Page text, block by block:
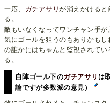
一応、 ガチアサリが消えかけると
る。
敵もいなくなってワンチャン手
気にゴールを狙うのもありかも
の誰かにはちゃんと監視されて
る。
自陣ゴール下のガチアサリ は
論ですが多数派の意見）